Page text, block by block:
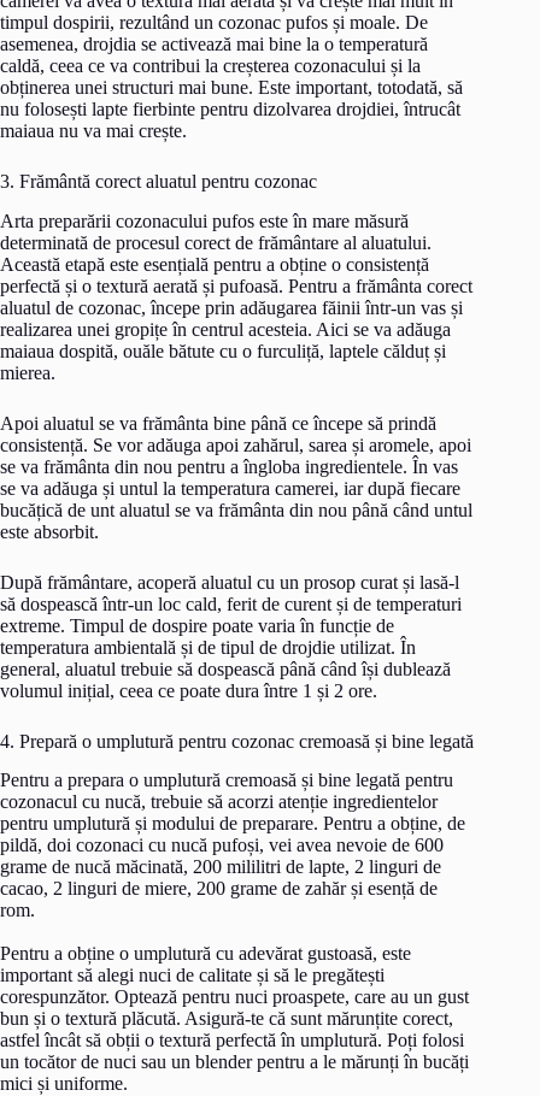
timpul dospirii, rezultând un cozonac pufos și moale. De
asemenea, drojdia se activează mai bine la o temperatură
caldă, ceea ce va contribui la creșterea cozonacului și la
obținerea unei structuri mai bune. Este important, totodată, să
nu folosești lapte fierbinte pentru dizolvarea drojdiei, întrucât
maiaua nu va mai crește.
3. Frământă corect aluatul pentru cozonac
Arta preparării cozonacului pufos este în mare măsură
determinată de procesul corect de frământare al aluatului.
Această etapă este esențială pentru a obține o consistență
perfectă și o textură aerată și pufoasă. Pentru a frământa corect
aluatul de cozonac, începe prin adăugarea făinii într-un vas și
realizarea unei gropițe în centrul acesteia. Aici se va adăuga
maiaua dospită, ouăle bătute cu o furculiță, laptele călduț și
mierea.
Apoi aluatul se va frământa bine până ce începe să prindă
consistență. Se vor adăuga apoi zahărul, sarea și aromele, apoi
se va frământa din nou pentru a îngloba ingredientele. În vas
se va adăuga și untul la temperatura camerei, iar după fiecare
bucățică de unt aluatul se va frământa din nou până când untul
este absorbit.
După frământare, acoperă aluatul cu un prosop curat și lasă-l
să dospească într-un loc cald, ferit de curent și de temperaturi
extreme. Timpul de dospire poate varia în funcție de
temperatura ambientală și de tipul de drojdie utilizat. În
general, aluatul trebuie să dospească până când își dublează
volumul inițial, ceea ce poate dura între 1 și 2 ore.
4. Prepară o umplutură pentru cozonac cremoasă și bine legată
Pentru a prepara o umplutură cremoasă și bine legată pentru
cozonacul cu nucă, trebuie să acorzi atenție ingredientelor
pentru umplutură și modului de preparare. Pentru a obține, de
pildă, doi cozonaci cu nucă pufoși, vei avea nevoie de 600
grame de nucă măcinată, 200 mililitri de lapte, 2 linguri de
cacao, 2 linguri de miere, 200 grame de zahăr și esență de
rom.
Pentru a obține o umplutură cu adevărat gustoasă, este
important să alegi nuci de calitate și să le pregătești
corespunzător. Optează pentru nuci proaspete, care au un gust
bun și o textură plăcută. Asigură-te că sunt mărunțite corect,
astfel încât să obții o textură perfectă în umplutură. Poți folosi
un tocător de nuci sau un blender pentru a le mărunți în bucăți
mici și uniforme.